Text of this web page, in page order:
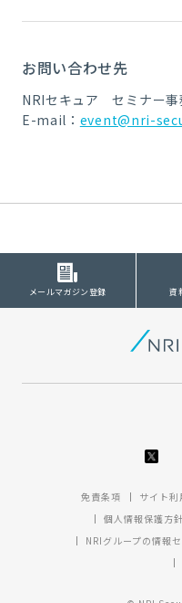
お問い合わせ先
NRIセキュア セミナー事
E-mail： event@nri-
メールマガジン登録 資
免責条項 サイト利
個人情報保護方針
NRIグループの情報